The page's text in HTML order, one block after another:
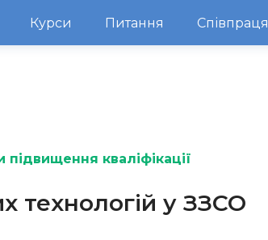
Курси Питання Співпраця
кваліфікації
технологій у ЗЗСО